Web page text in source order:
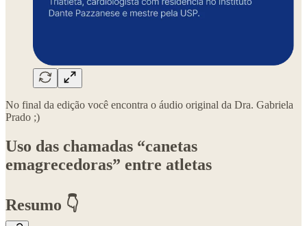
No final da edição você encontra o áudio original da Dra. Gabriela
Prado ;)
Uso das chamadas “canetas
emagrecedoras” entre atletas
Resumo 👇